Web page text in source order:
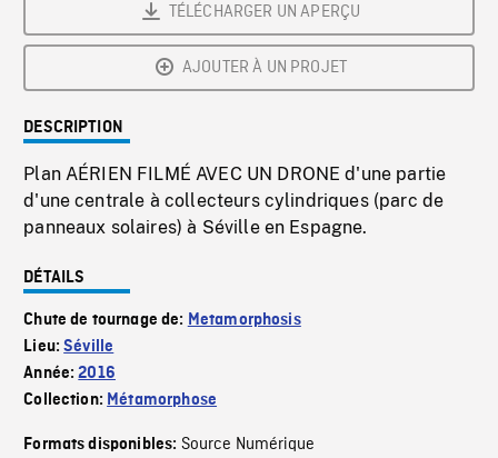
TÉLÉCHARGER UN APERÇU
AJOUTER À UN PROJET
DESCRIPTION
Plan AÉRIEN FILMÉ AVEC UN DRONE d'une partie
d'une centrale à collecteurs cylindriques (parc de
panneaux solaires) à Séville en Espagne.
DÉTAILS
Chute de tournage de: Metamorphosis
Lieu:Séville
Année:2016
Collection: Métamorphose
Formats disponibles: Source Numérique